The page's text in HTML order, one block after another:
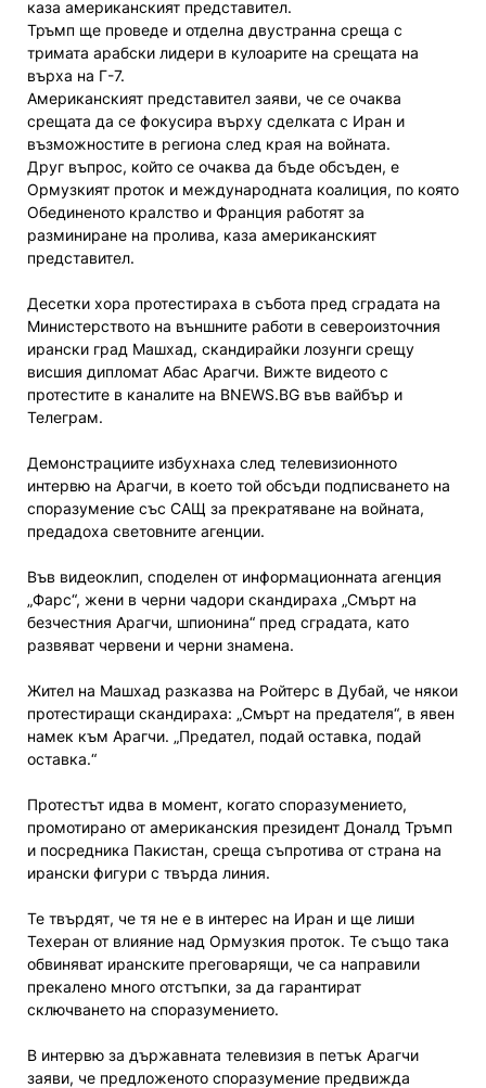
каза американският представител.
Тръмп ще проведе и отделна двустранна среща с
тримата арабски лидери в кулоарите на срещата на
върха на Г-7.
Американският представител заяви, че се очаква
срещата да се фокусира върху сделката с Иран и
възможностите в региона след края на войната.
Друг въпрос, който се очаква да бъде обсъден, е
Ормузкият проток и международната коалиция, по която
Обединеното кралство и Франция работят за
разминиране на пролива, каза американският
представител.
Десетки хора протестираха в събота пред сградата на
Министерството на външните работи в североизточния
ирански град Машхад, скандирайки лозунги срещу
висшия дипломат Абас Арагчи. Вижте видеото с
протестите в каналите на BNEWS.BG във вайбър и
Телеграм.
Демонстрациите избухнаха след телевизионното
интервю на Арагчи, в което той обсъди подписването на
споразумение със САЩ за прекратяване на войната,
предадоха световните агенции.
Във видеоклип, споделен от информационната агенция
„Фарс“, жени в черни чадори скандираха „Смърт на
безчестния Арагчи, шпионина“ пред сградата, като
развяват червени и черни знамена.
Жител на Машхад разказва на Ройтерс в Дубай, че някои
протестиращи скандираха: „Смърт на предателя“, в явен
намек към Арагчи. „Предател, подай оставка, подай
оставка.“
Протестът идва в момент, когато споразумението,
промотирано от американския президент Доналд Тръмп
и посредника Пакистан, среща съпротива от страна на
ирански фигури с твърда линия.
Те твърдят, че тя не е в интерес на Иран и ще лиши
Техеран от влияние над Ормузкия проток. Те също така
обвиняват иранските преговарящи, че са направили
прекалено много отстъпки, за да гарантират
сключването на споразумението.
В интервю за държавната телевизия в петък Арагчи
заяви, че предложеното споразумение предвижда